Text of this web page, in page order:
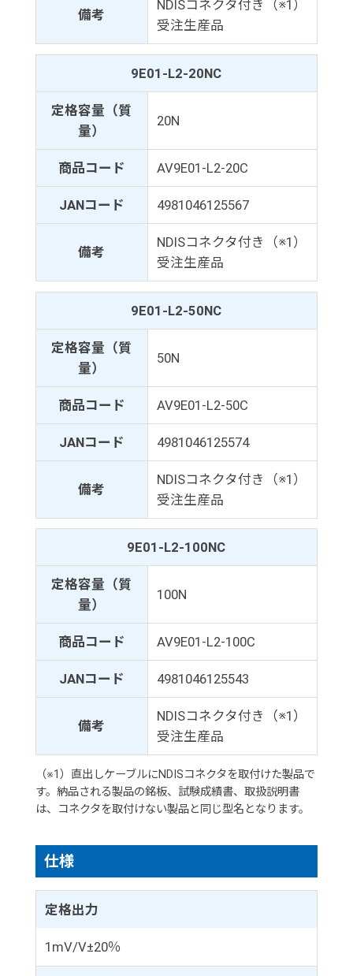
備考
NDISコネクタ付き（※1）
受注生産品
9E01-L2-20NC
定格容量（質
量）
20N
商品コード AV9E01-L2-20C
JANコード 4981046125567
備考
NDISコネクタ付き（※1）
受注生産品
9E01-L2-50NC
定格容量（質
量）
50N
商品コード AV9E01-L2-50C
JANコード 4981046125574
備考
NDISコネクタ付き（※1）
受注生産品
9E01-L2-100NC
定格容量（質
量）
100N
商品コード AV9E01-L2-100C
JANコード 4981046125543
備考
NDISコネクタ付き（※1）
受注生産品
（※1）直出しケーブルにNDISコネクタを取付けた製品で
す。納品される製品の銘板、試験成績書、取扱説明書
は、コネクタを取付けない製品と同じ型名となります。
仕様
定格出力
1mV/V±20％